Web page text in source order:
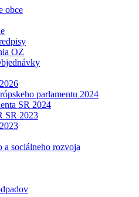
obce
OZ
parlamentu 2024
SR 2024
SR 2023
a sociálneho rozvoja